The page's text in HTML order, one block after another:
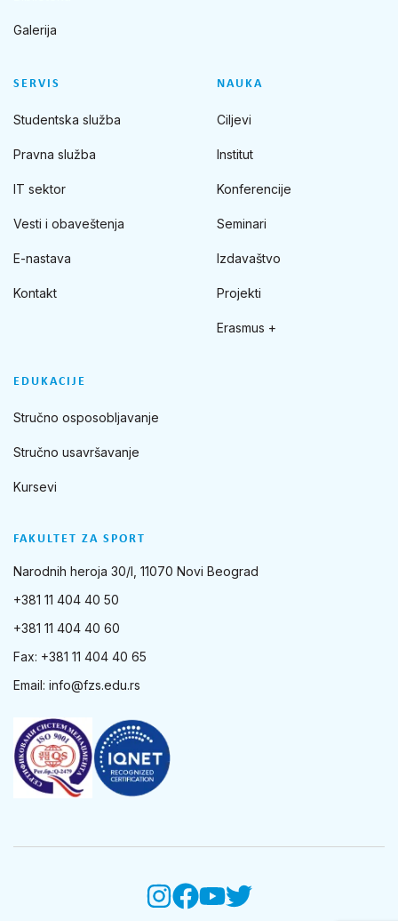
FAKULTET ZA SPORT
Narodnih heroja 30/I, 11070 Novi Beograd
+381 11 404 40 50
+381 11 404 40 60
Fax: +381 11 404 40 65
Email: info@fzs.edu.rs
Galerija
SERVIS
Studentska služba
Pravna služba
IT sektor
Vesti i obaveštenja
E-nastava
Kontakt
NAUKA
Ciljevi
Institut
Konferencije
Seminari
Izdavaštvo
Projekti
Erasmus +
EDUKACIJE
Stručno osposobljavanje
Stručno usavršavanje
Kursevi